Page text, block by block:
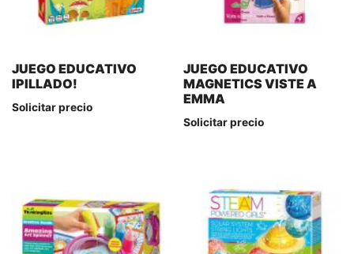
JUEGO EDUCATIVO
IPILLADO!
Solicitar precio
JUEGO EDUCATIVO
MAGNETICS VISTE A
EMMA
Solicitar precio